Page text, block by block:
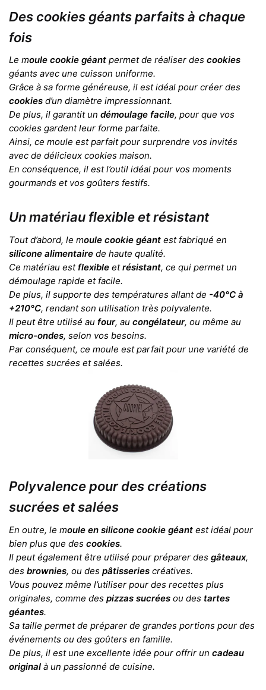
Des cookies géants parfaits à chaque
fois
Le moule cookie géant permet de réaliser des cookies
géants avec une cuisson uniforme.
Grâce à sa forme généreuse, il est idéal pour créer des
cookies d’un diamètre impressionnant.
De plus, il garantit un démoulage facile, pour que vos
cookies gardent leur forme parfaite.
Ainsi, ce moule est parfait pour surprendre vos invités
avec de délicieux cookies maison.
En conséquence, il est l’outil idéal pour vos moments
gourmands et vos goûters festifs.
Un matériau flexible et résistant
Tout d’abord, le moule cookie géant est fabriqué en
silicone alimentaire de haute qualité.
Ce matériau estflexible etrésistant, ce qui permet un
démoulage rapide et facile.
De plus, il supporte des températures allant de -40°C à
+210°C, rendant son utilisation très polyvalente.
Il peut être utilisé au four, au congélateur, ou même au
micro-ondes, selon vos besoins.
Par conséquent, ce moule est parfait pour une variété de
recettes sucrées et salées.
Polyvalence pour des créations
sucrées et salées
En outre, le moule en silicone cookie géant est idéal pour
bien plus que des cookies.
Il peut également être utilisé pour préparer des gâteaux,
des brownies, ou des pâtisseries créatives.
Vous pouvez même l’utiliser pour des recettes plus
originales, comme des pizzas sucrées ou des tartes
géantes.
Sa taille permet de préparer de grandes portions pour des
événements ou des goûters en famille.
De plus, il est une excellente idée pour offrir un cadeau
original à un passionné de cuisine.